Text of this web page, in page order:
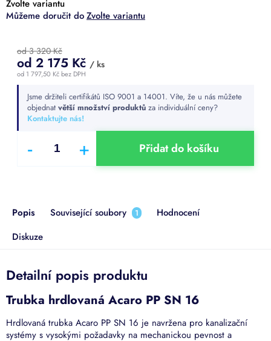
Zvolte variantu
Zvolte variantu
od 3 320 Kč
od 2 175 Kč / ks
od 1 797,50 Kčbez DPH
cena:Jsme držiteli certifikátů ISO 9001 a 14001. Víte, že u nás můžete
objednat větší množství produktů za individuální ceny?
Kontaktujte nás!
Přidat do košíku
Popis Související soubory 1
Hodnocení
Diskuze
Detailní popis produktu
Trubka hrdlovaná Acaro PP SN 16
Hrdlovaná trubka Acaro PP SN 16 je navržena pro kanalizační
systémy s vysokými požadavky na mechanickou pevnost a